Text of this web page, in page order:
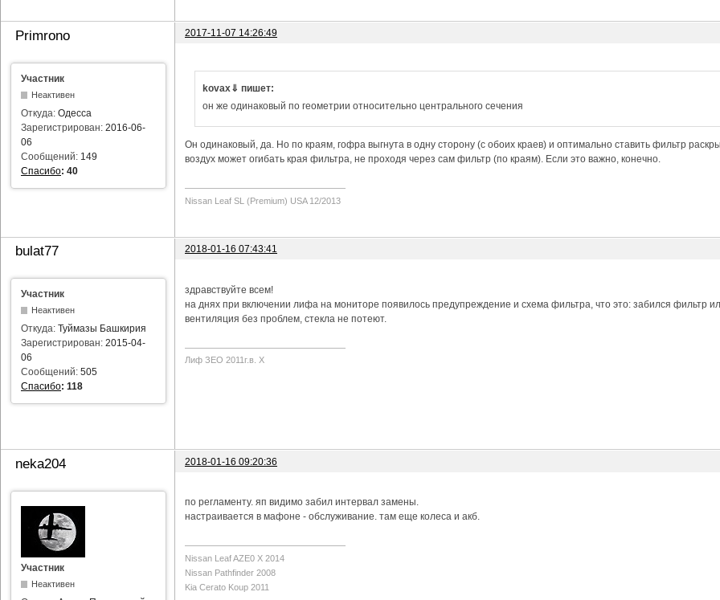
Primrono 2017-11-07 14:26:49
Участник
Неактивен
Откуда: Одесса
Зарегистрирован: 2016-06-
06
Сообщений: 149
Спасибо: 40
kovax⇓ пишет:
он же одинаковый по геометрии относительно центрального сечения
Он одинаковый, да. Но по краям, гофра выгнута в одну сторону (с обоих краев) и оптимально ставить фильтр
воздух может огибать края фильтра, не проходя через сам фильтр (по краям). Если это важно, конечно.
Nissan Leaf SL (Premium) USA 12/2013
bulat77 2018-01-16 07:43:41
Участник
Неактивен
Откуда: Туймазы Башкирия
Зарегистрирован: 2015-04-
06
Сообщений: 505
Спасибо: 118
здравствуйте всем!
на днях при включении лифа на мониторе появилось предупреждение и схема фильтра, что это: забился фильтр
вентиляция без проблем, стекла не потеют.
Лиф ЗЕО 2011г.в. Х
neka204 2018-01-16 09:20:36
Участник
Неактивен
по регламенту. яп видимо забил интервал замены.
настраивается в мафоне - обслуживание. там еще колеса и акб.
Nissan Leaf AZE0 X 2014
Nissan Pathfinder 2008
Kia Cerato Koup 2011